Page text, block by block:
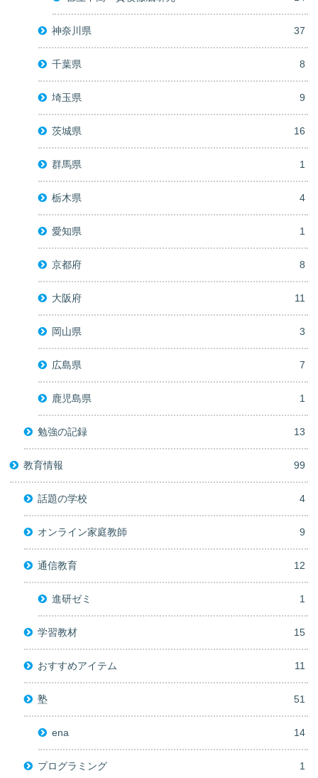
神奈川県 37
千葉県 8
埼玉県 9
茨城県 16
群馬県 1
栃木県 4
愛知県 1
京都府 8
大阪府 11
岡山県 3
広島県 7
鹿児島県 1
勉強の記録 13
教育情報 99
話題の学校 4
オンライン家庭教師 9
通信教育 12
進研ゼミ 1
学習教材 15
おすすめアイテム 11
塾 51
ena 14
プログラミング 1